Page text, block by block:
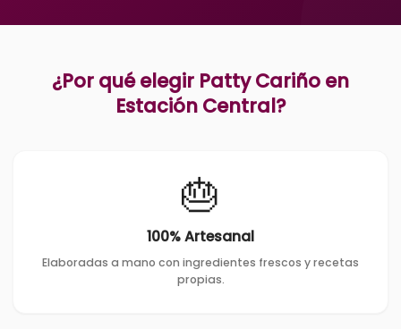
¿Por qué elegir Patty Cariño en
Estación Central?
🎂
100% Artesanal
Elaboradas a mano con ingredientes frescos y recetas
propias.